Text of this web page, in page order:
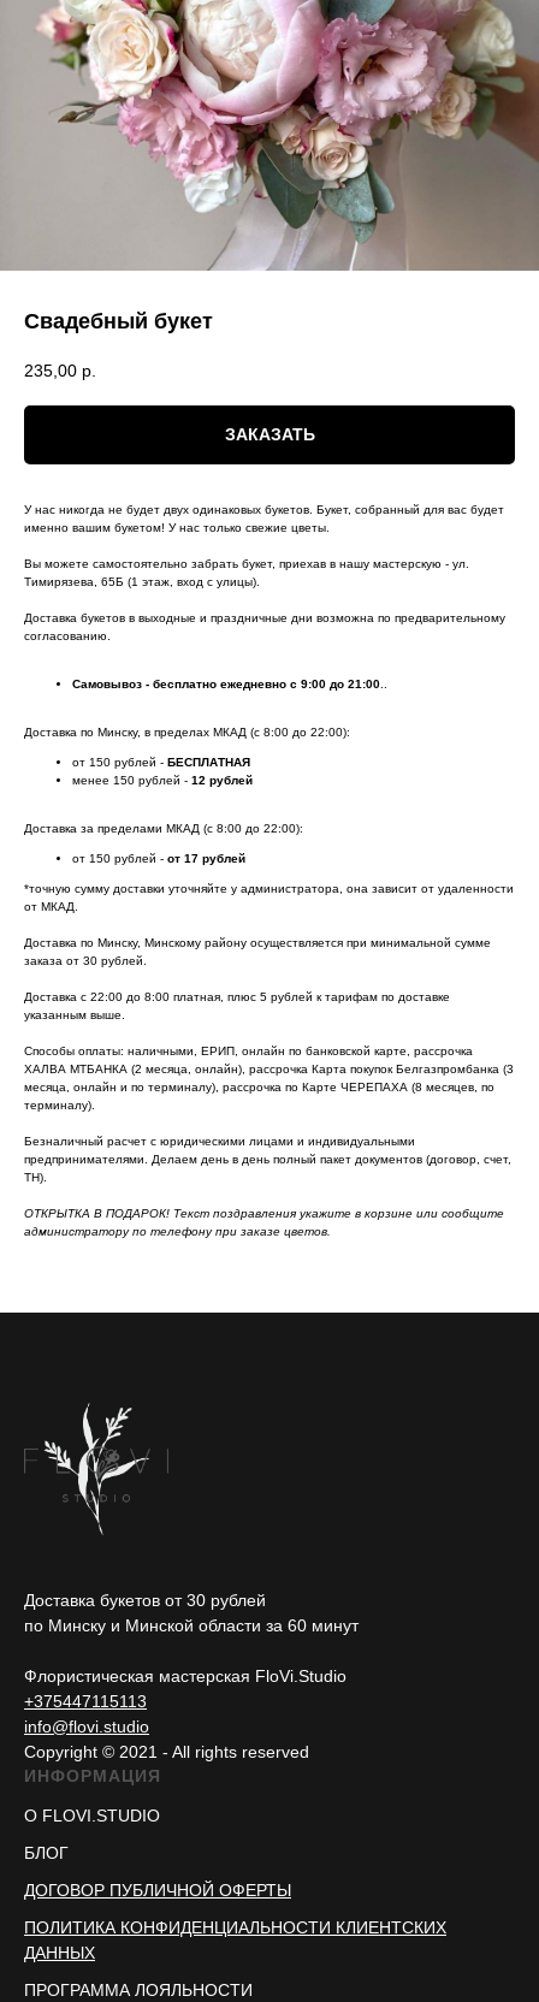
Свадебный букет
235,00 р.
ЗАКАЗАТЬ
У нас никогда не будет двух одинаковых букетов. Букет, собранный для вас будет
именно вашим букетом! У нас только свежие цветы.
Вы можете самостоятельно забрать букет, приехав в нашу мастерскую - ул.
Тимирязева, 65Б (1 этаж, вход с улицы).
Доставка букетов в выходные и праздничные дни возможна по предварительному
согласованию.
Самовывоз - бесплатно ежедневно с 9:00 до 21:00..
Доставка по Минску, в пределах МКАД (с 8:00 до 22:00):
от 150 рублей - БЕСПЛАТНАЯ
менее 150 рублей - 12 рублей
Доставка за пределами МКАД (с 8:00 до 22:00):
от 150 рублей - от 17 рублей
*точную сумму доставки уточняйте у администратора, она зависит от удаленности
от МКАД.
Доставка по Минску, Минскому району осуществляется при минимальной сумме
заказа от 30 рублей.
Доставка с 22:00 до 8:00 платная, плюс 5 рублей к тарифам по доставке
указанным выше.
Способы оплаты: наличными, ЕРИП, онлайн по банковской карте, рассрочка
ХАЛВА МТБАНКА (2 месяца, онлайн), рассрочка Карта покупок Белгазпромбанка (3
месяца, онлайн и по терминалу), рассрочка по Карте ЧЕРЕПАХА (8 месяцев, по
терминалу).
Безналичный расчет с юридическими лицами и индивидуальными
предпринимателями. Делаем день в день полный пакет документов (договор, счет,
ТН).
ОТКРЫТКА В ПОДАРОК! Текст поздравления укажите в корзине или сообщите
администратору по телефону при заказе цветов.
Доставка букетов от 30 рублей
по Минску и Минской области за 60 минут
Флористическая мастерская FloVi.Studio
+375447115113
info@flovi.studio
Copyright © 2021 - All rights reserved
ИНФОРМАЦИЯ
О FLOVI.STUDIO
БЛОГ
ДОГОВОР ПУБЛИЧНОЙ ОФЕРТЫ
ПОЛИТИКА КОНФИДЕНЦИАЛЬНОСТИ КЛИЕНТСКИХ
ДАННЫХ
ПРОГРАММА ЛОЯЛЬНОСТИ